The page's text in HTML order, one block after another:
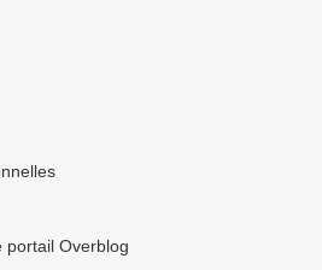
portail Overblog